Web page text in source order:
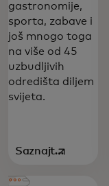
gastronomije,
sporta, zabave i
još mnogo toga
na više od 45
uzbudljivih
odredišta diljem
svijeta.
Saznajte